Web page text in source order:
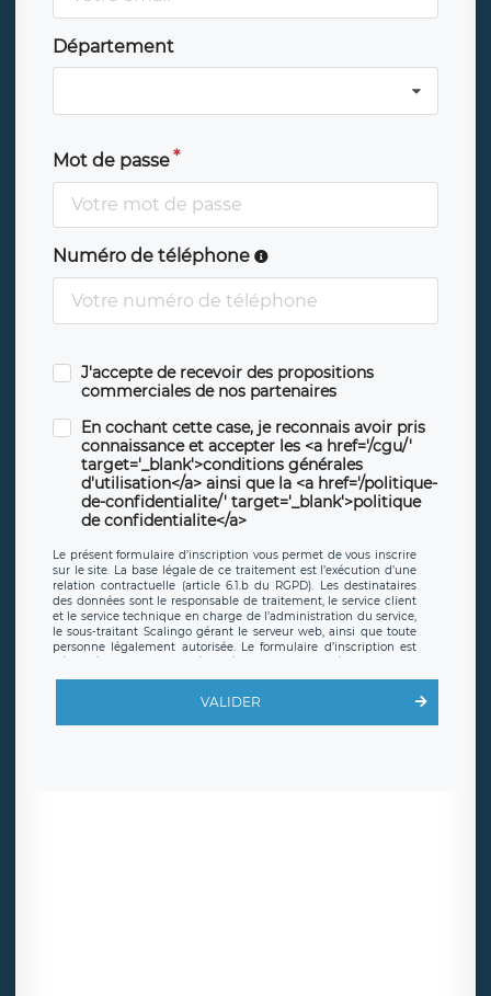
Département
Mot de passe
Numéro de téléphone
J'accepte de recevoir des propositions
commerciales de nos partenaires
En cochant cette case, je reconnais avoir pris
connaissance et accepter les <a href='/cgu/'
target='_blank'>conditions générales
d'utilisation</a> ainsi que la <a href='/politique-
de-confidentialite/' target='_blank'>politique
de confidentialite</a>
Le présent formulaire d’inscription vous permet de vous inscrire
sur le site. La base légale de ce traitement est l’exécution d’une
relation contractuelle (article 6.1.b du RGPD). Les destinataires
des données sont le responsable de traitement, le service client
et le service technique en charge de l’administration du service,
le sous-traitant Scalingo gérant le serveur web, ainsi que toute
personne légalement autorisée. Le formulaire d’inscription est
hébergé sur un serveur hébergé par Scalingo, basé en France et
offrant desclauses de protection conformes au RGPD. Les
en sollicite la suppression, étant entendu que vous pouvez
demander la suppression de vos données et retirer votre
VALIDER